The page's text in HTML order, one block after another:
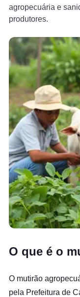
agropecuária e
produtores.
O que é o
O mutirão
pela Prefeitura de